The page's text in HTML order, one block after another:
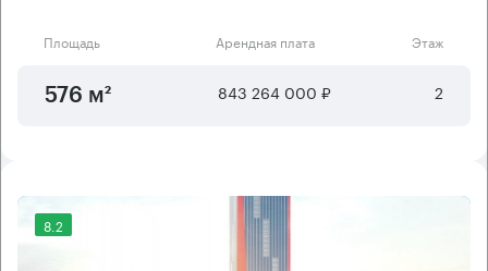
Площадь Арендная плата Этаж
576 м² 843 264 000 ₽ 2
8.2